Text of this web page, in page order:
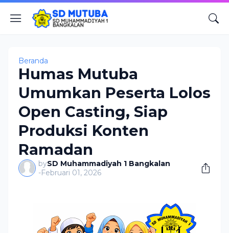
Beranda
Humas Mutuba
Umumkan Peserta Lolos
Open Casting, Siap
Produksi Konten
Ramadan
bySD Muhammadiyah 1 Bangkalan
-Februari 01, 2026